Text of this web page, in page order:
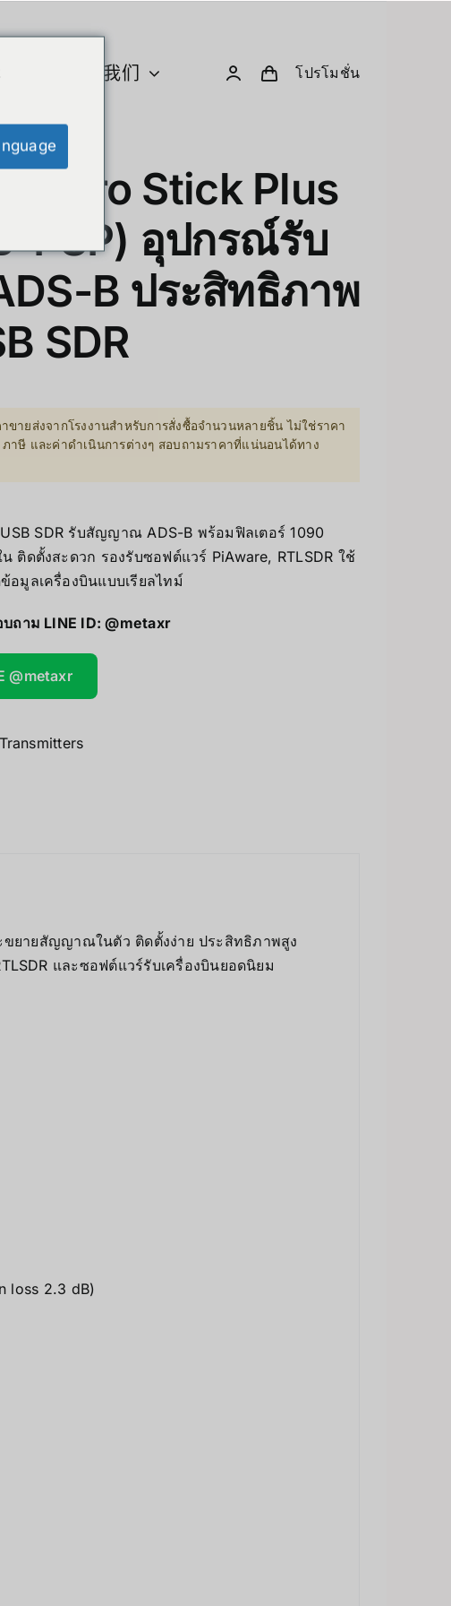
GPU 与计算
Computer & Peripherals
Card
GPU Server
Micro PC & eGPU
Unitree-Humanoid
型号比较 – Unitree 人形机器人
Robodog
关于我们 โปรโมชั่น
Pro Stick Plus
PSP) อุปกรณ์รับ
B ประสิทธิภาพ
SDR
ขายส่งจากโรงงานสำหรับการสั่งซื้อจำนวนหลายชิ้น ไม่ใช่ราคา
าษี และค่าดำเนินการต่างๆ สอบถามราคาที่แน่นอนได้ทาง
SDR รับสัญญาณ ADS-B พร้อมฟิลเตอร์ 1090
ดตั้งสะดวก รองรับซอฟต์แวร์ PiAware, RTLSDR ใช้
อมูลเครื่องบินแบบเรียลไทม์
ถาม LINE ID:@metaxr
@metaxr
ขยายสัญญาณในตัว ติดตั้งง่าย ประสิทธิภาพสูง
และซอฟต์แวร์รับเครื่องบินยอดนิยม
loss 2.3 dB)